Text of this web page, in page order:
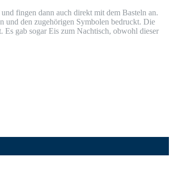
fin­gen dann auch direkt mit dem Bas­teln an.
und den zuge­hö­ri­gen Sym­bo­len bedruckt. Die
gab sogar Eis zum Nach­tisch, obwohl die­ser